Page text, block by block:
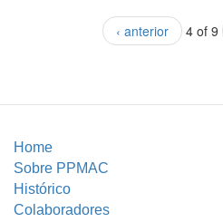
‹ anterior 4 of 9
Home
Sobre PPMAC
Histórico
Colaboradores